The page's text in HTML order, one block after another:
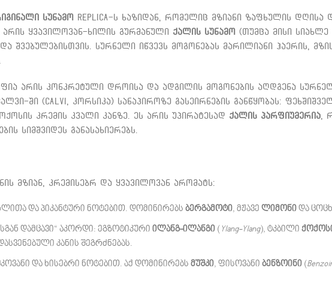
სუნამო Replica-ს ხაზიდან, რომელიც მზიანი ზაფხულის დღისა
არის ყვავილოვან-ხილის გურმანული ქალის სუნამო (თუმცა მისი
შვებულებისთვის. სურნელი იწვევს მოგონებას მარილიანი ჰაერის,
არის კონკრეტული დროისა და ადგილის მოგონების აღდგენა
ში (Calvi, კორსიკა) სანაპიროზე გასეირნების განწყობას:
კრემის კვალი კანზე. ეს არის უპირატესად ქალის პარფიუმერია ,
სიმშვიდეს განასახიერებს.
მზიან, კრემისებრ და ყვავილოვან არომატს:
და პიკანტური ნოტებით. დომინირებს ბერგამოტი, მჟავე ლიმონი და
დამცავი“ აკორდი: ეგზოტიკური ილანგ-ილანგი ( Ylang-Ylang), ტკბილი
კანის შეგრძნებას.
და ხისებრი ნოტებით. აქ დომინირებს მუშკი, ფისოვანი ბენზოინი (